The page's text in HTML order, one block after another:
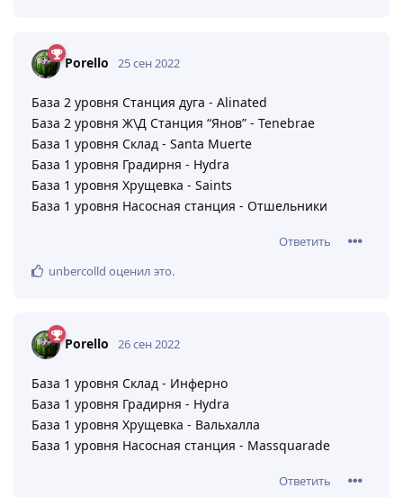
Porello 25 сен 2022
База 2 уровня Станция дуга - Alinated
База 2 уровня Ж\Д Станция “Янов” - Tenebrae
База 1 уровня Склад - Santa Muerte
База 1 уровня Градирня - Hydra
База 1 уровня Хрущевка - Saints
База 1 уровня Насосная станция - Отшельники
Ответить
unbercolld оценил это.
Porello 26 сен 2022
База 1 уровня Склад - Инферно
База 1 уровня Градирня - Hydra
База 1 уровня Хрущевка - Вальхалла
База 1 уровня Насосная станция - Massquarade
Ответить